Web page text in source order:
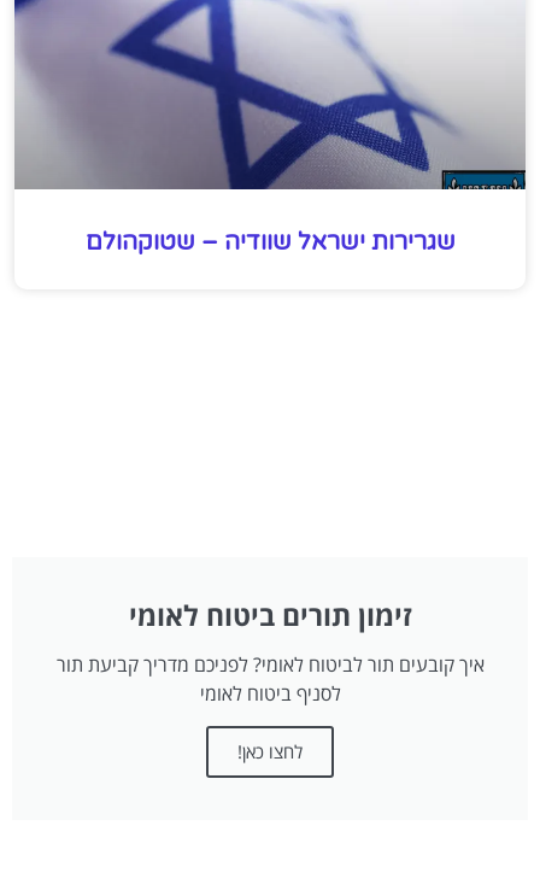
שגרירות ישראל שוודיה – שטוקהולם
זימון תורים ביטוח לאומי
איך קובעים תור לביטוח לאומי? לפניכם מדריך קביעת תור
לסניף ביטוח לאומי
לחצו כאן!